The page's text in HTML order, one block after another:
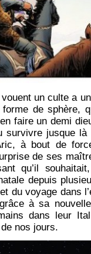
un culte a
forme de sphère,
faire un demi
survivre jusque
à bout de
de ses
qu’il
depuis
du voyage dans
à sa
dans leur
nos jours.